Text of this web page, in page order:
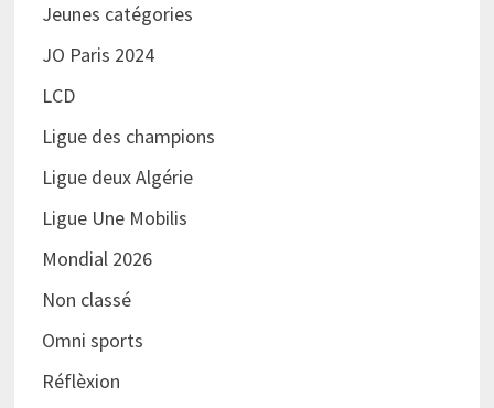
Jeunes catégories
JO Paris 2024
LCD
Ligue des champions
Ligue deux Algérie
Ligue Une Mobilis
Mondial 2026
Non classé
Omni sports
Réflèxion